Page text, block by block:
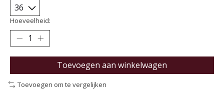
Hoeveelheid:
Toevoegen aan winkelwagen
Toevoegen om te vergelijken